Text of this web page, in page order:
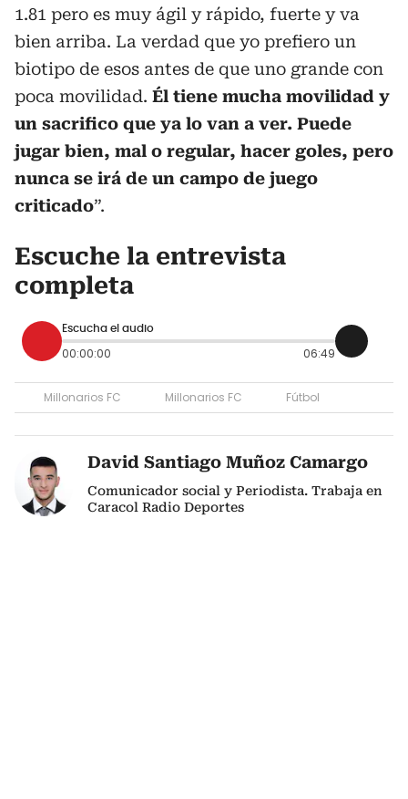
1.81 pero es muy ágil y rápido, fuerte y va
bien arriba. La verdad que yo prefiero un
biotipo de esos antes de que uno grande con
poca movilidad. Él tiene mucha movilidad y
un sacrifico que ya lo van a ver. Puede
jugar bien, mal o regular, hacer goles, pero
nunca se irá de un campo de juego
criticado”.
Escuche la entrevista
completa
Escucha el audio
00:00:00 06:49
Millonarios FC Millonarios FC Fútbol
David Santiago Muñoz Camargo
Comunicador social y Periodista. Trabaja en
Caracol Radio Deportes